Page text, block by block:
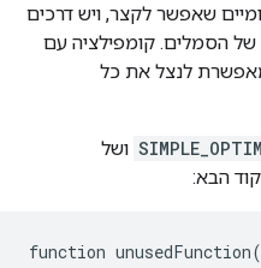
שאפשר לקצר, ויש דרכים
הסמלים. קומפילציה עם
לנצל את כל
ושל
הבא:
function unusedFunction(